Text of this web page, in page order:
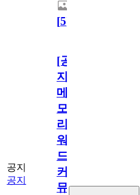
[5]
공지
공지
[공
지]
메
모
리
워
드
커
뮤